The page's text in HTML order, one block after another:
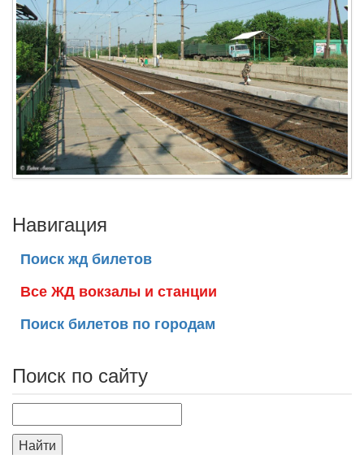
Навигация
Поиск жд билетов
Все ЖД вокзалы и станции
Поиск билетов по городам
Поиск по сайту
Найти